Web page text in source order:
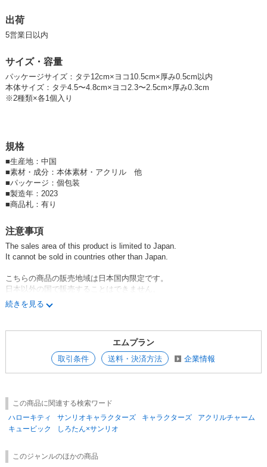
がり
・色々な場所に取り付けやすいカニカンタイプ
は、シナモロール・マイメロディ・ハローキティ・ポムポムプリン
4種です
※「しろたん」は やまだえま さんがデザインしたクリエイティブヨーコ
のキャラクターです
｜卸・仕入れサイト【スーパーデリバリー】 (superdelivery.com)
【サンリオ】 【ぬい活】【しろたん】
出荷
5営業日以内
サイズ・容量
パッケージサイズ：タテ12cm×ヨコ10.5cm×厚み0.5cm以内
本体サイズ：タテ4.5〜4.8cm×ヨコ2.3〜2.5cm×厚み0.3cm
※2種類×各1個入り
規格
■生産地：中国
■素材・成分：本体素材・アクリル 他
■パッケージ：個包装
■製造年：2023
■商品札：有り
注意事項
The sales area of this product is limited to Japan.
It cannot be sold in countries other than Japan.
こちらの商品の販売地域は日本国内限定です。
日本以外の国で販売することはできません。
這個地方的產品銷售區域僅限於日本
※ダミー撮影をしているため実際の商品とデザインが若干異なります
※受注商品のキャンセルはお受けできません
※予約商品と即納商品をご注文の場合、それぞれの金額で送料を計算いた
続きを見る
エムプラン
取引条件 送料・決済方法 企業情報
この商品に関連する検索ワード
ハローキティ
サンリオキャラクターズ キャラクターズ
アクリルチャーム
キュービック
しろたん×サンリオ
このジャンルのほかの商品